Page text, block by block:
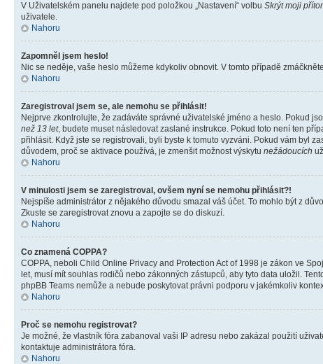
V Uživatelském panelu najdete pod položkou „Nastavení“ volbu Skrýt moji
uživatele.
Nahoru
Zapomněl jsem heslo!
Nic se neděje, vaše heslo můžeme kdykoliv obnovit. V tomto případě
Nahoru
Zaregistroval jsem se, ale nemohu se přihlásit!
Nejprve zkontrolujte, že zadáváte správné uživatelské jméno a heslo. Pokud
než 13 let, budete muset následovat zaslané instrukce. Pokud toto není ten
přihlásit. Když jste se registrovali, byli byste k tomuto vyzváni. Pokud vám byl
důvodem, proč se aktivace používá, je zmenšit možnost výskytu nežádoucích
Nahoru
V minulosti jsem se zaregistroval, ovšem nyní se nemohu přihlásit?!
Nejspíše administrátor z nějakého důvodu smazal váš účet. To mohlo být z
Zkuste se zaregistrovat znovu a zapojte se do diskuzí.
Nahoru
Co znamená COPPA?
COPPA, neboli Child Online Privacy and Protection Act of 1998 je zákon ve
let, musí mít souhlas rodičů nebo zákonných zástupců, aby tyto data uložil.
phpBB Teams nemůže a nebude poskytovat právni podporu v jakémkoliv
Nahoru
Proč se nemohu registrovat?
Je možné, že vlastník fóra zabanoval vaši IP adresu nebo zakázal použití
kontaktuje administrátora fóra.
Nahoru